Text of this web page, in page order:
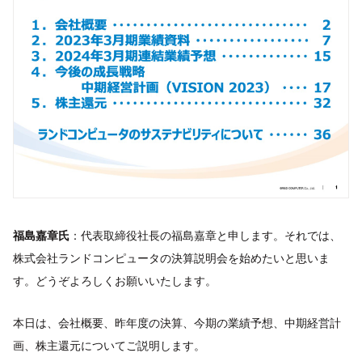
福島嘉章氏 ：代表取締役社長の福島嘉章と申します。それでは、
株式会社ランドコンピュータの決算説明会を始めたいと思いま
す。どうぞよろしくお願いいたします。
本日は、会社概要、昨年度の決算、今期の業績予想、中期経営計
画、株主還元についてご説明します。